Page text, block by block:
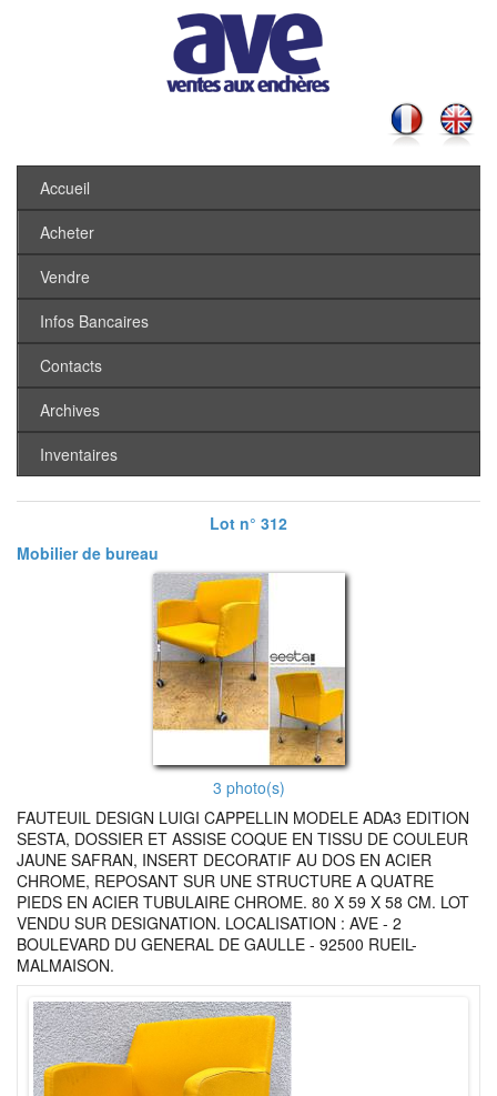
Accueil
Acheter
Vendre
Infos Bancaires
Contacts
Archives
Inventaires
Lot n° 312
Mobilier de bureau
3 photo(s)
FAUTEUIL DESIGN LUIGI CAPPELLIN MODELE ADA3 EDITION
SESTA, DOSSIER ET ASSISE COQUE EN TISSU DE COULEUR
JAUNE SAFRAN, INSERT DECORATIF AU DOS EN ACIER
CHROME, REPOSANT SUR UNE STRUCTURE A QUATRE
PIEDS EN ACIER TUBULAIRE CHROME. 80 X 59 X 58 CM. LOT
VENDU SUR DESIGNATION. LOCALISATION : AVE - 2
BOULEVARD DU GENERAL DE GAULLE - 92500 RUEIL-
MALMAISON.